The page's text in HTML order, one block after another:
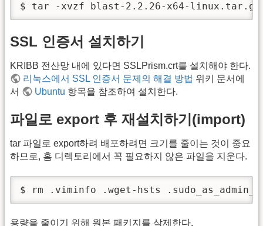
$ tar -xvzf blast-2.2.26-x64-linux.tar.gz
SSL 인증서 설치하기
KRIBB 전산망 내에 있다면 SSLPrism.crt를 설치해야 한다.
리눅스에서 SSL 인증서 문제의 해결 방법 위키 문서에
서
Ubuntu 항목을 참조하여 설치한다.
파일로 export 후 재설치하기(import)
tar 파일로 export하려 배포하려면 크기를 줄이는 것이 중요
하므로, 홈 디렉토리에서 꼭 필요하지 않은 파일을 지운다.
$ rm .viminfo .wget-hsts
용량을 줄이기 위해 원본 패키지를 삭제한다.